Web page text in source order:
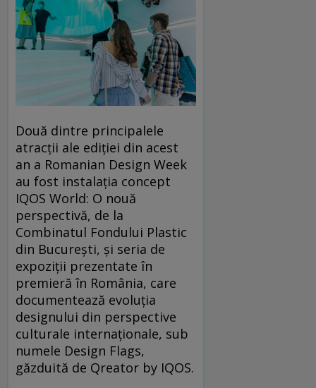
Două dintre principalele
atracții ale ediției din acest
an a Romanian Design Week
au fost instalația concept
IQOS World: O nouă
perspectivă, de la
Combinatul Fondului Plastic
din București, și seria de
expoziții prezentate în
premieră în România, care
documentează evoluția
designului din perspective
culturale internaționale, sub
numele Design Flags,
găzduită de Qreator by IQOS.